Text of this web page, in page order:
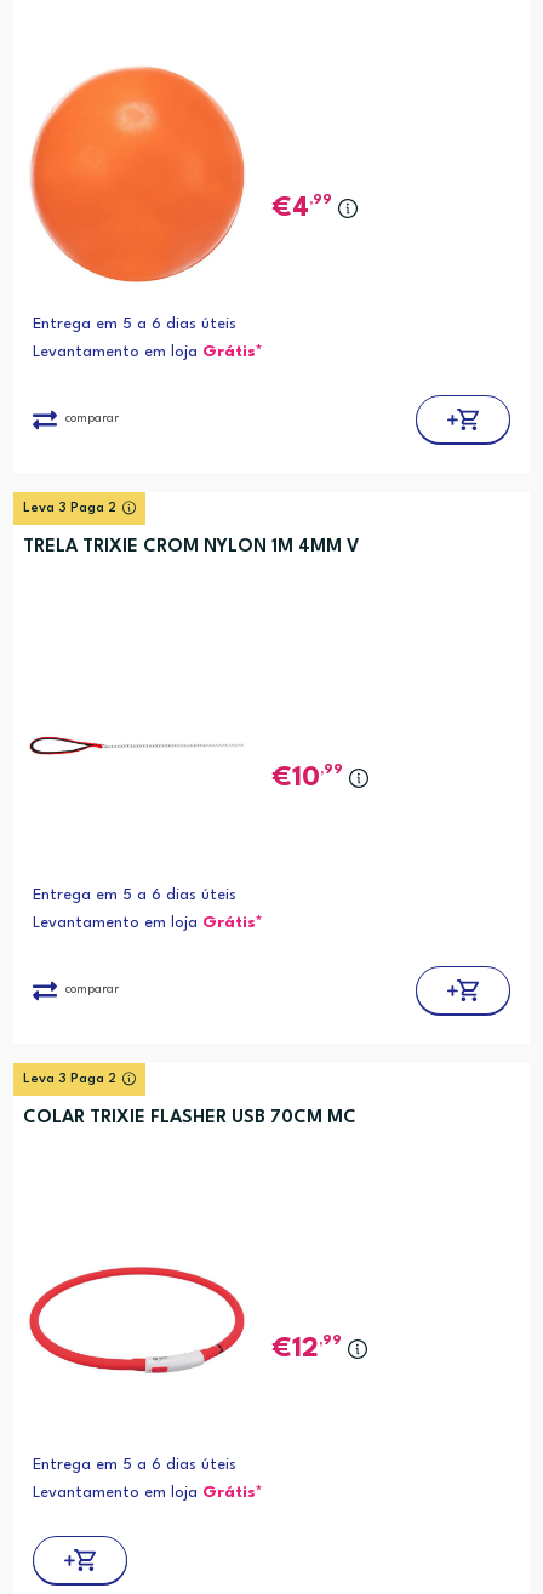
4,99
Entrega em 5 a 6 dias úteis
Levantamento em loja Grátis*
comparar
Leva 3 Paga 2
TRELA TRIXIE CROM NYLON 1M 4MM V
10,99
Entrega em 5 a 6 dias úteis
Levantamento em loja Grátis*
comparar
Leva 3 Paga 2
COLAR TRIXIE FLASHER USB 70CM MC
12,99
Entrega em 5 a 6 dias úteis
Levantamento em loja Grátis*